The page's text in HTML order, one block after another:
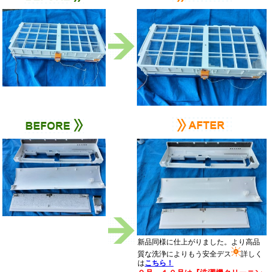
新品同様に仕上がりました。より高品
質な洗浄によりもう安全デス
詳しく
はこちら！